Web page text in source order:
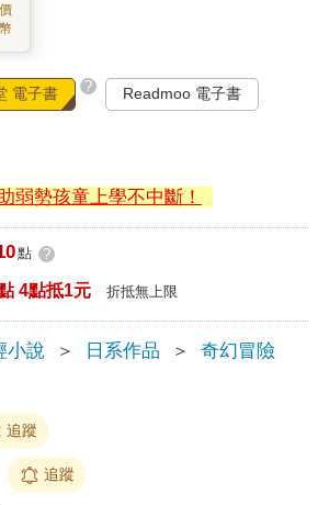
電子書 ? Readmoo 電子書
弱勢孩童上學不中斷！
點 ?
4點抵1元 折抵無上限
小說 ＞ 日系作品 ＞ 奇幻冒險
追蹤
追蹤